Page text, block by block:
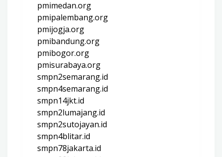
pmimedan.org
pmipalembang.org
pmijogja.org
pmibandung.org
pmibogor.org
pmisurabaya.org
smpn2semarang.id
smpn4semarang.id
smpn14jkt.id
smpn2lumajang.id
smpn2sutojayan.id
smpn4blitar.id
smpn78jakarta.id